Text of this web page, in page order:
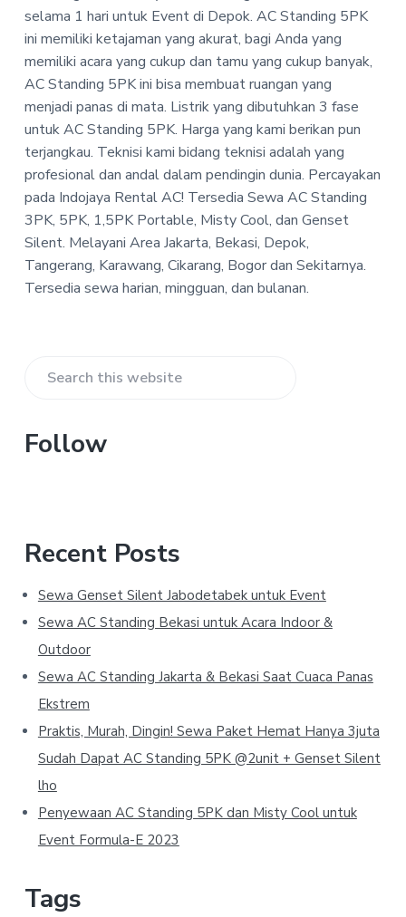
P
T
-
I
n
d
o
j
a
y
a
R
e
n
t
a
l
A
selama 1 hari untuk Event di Depok. AC Standing 5PK
ini memiliki ketajaman yang akurat, bagi Anda yang
memiliki acara yang cukup dan tamu yang cukup banyak,
AC Standing 5PK ini bisa membuat ruangan yang
menjadi panas di mata. Listrik yang dibutuhkan 3 fase
untuk AC Standing 5PK. Harga yang kami berikan pun
terjangkau. Teknisi kami bidang teknisi adalah yang
profesional dan andal dalam pendingin dunia. Percayakan
pada Indojaya Rental AC! Tersedia Sewa AC Standing
3PK, 5PK, 1,5PK Portable, Misty Cool, dan Genset
Silent. Melayani Area Jakarta, Bekasi, Depok,
Tangerang, Karawang, Cikarang, Bogor dan Sekitarnya.
Tersedia sewa harian, mingguan, dan bulanan.
Primary
Search
website
Follow
Recent Posts
Sewa Genset Silent Jabodetabek untuk Event
Sewa AC Standing Bekasi untuk Acara Indoor &
Outdoor
Sewa AC Standing Jakarta & Bekasi Saat Cuaca Panas
Ekstrem
Praktis, Murah, Dingin! Sewa Paket Hemat Hanya 3juta
Sudah Dapat AC Standing 5PK @2unit + Genset Silent
lho
Penyewaan AC Standing 5PK dan Misty Cool untuk
Event Formula-E 2023
Tags